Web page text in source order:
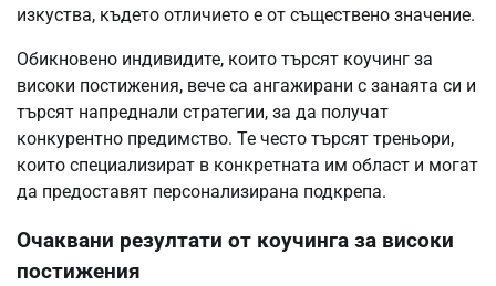
изкуства, където отличието е от съществено значение.
Обикновено индивидите, които търсят коучинг за
високи постижения, вече са ангажирани с занаята си и
търсят напреднали стратегии, за да получат
конкурентно предимство. Те често търсят треньори,
които специализират в конкретната им област и могат
да предоставят персонализирана подкрепа.
Очаквани резултати от коучинга за високи
постижения